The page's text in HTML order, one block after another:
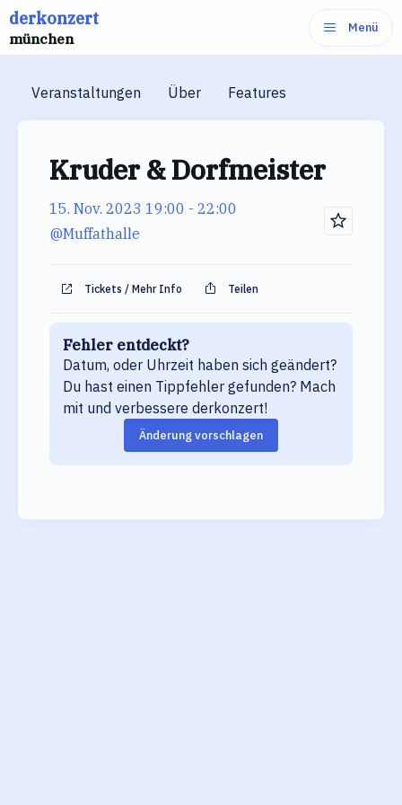
Zum
Inhalt
derkonzert
münchen
Menü
Veranstaltungen Über Features
Kruder & Dorfmeister
15. Nov. 2023 19:00 - 22:00
@Muffathalle
Tickets / Mehr Info Teilen
Fehler entdeckt?
Datum, oder Uhrzeit haben sich geändert?
Du hast einen Tippfehler gefunden? Mach
mit und verbessere derkonzert!
Änderung vorschlagen